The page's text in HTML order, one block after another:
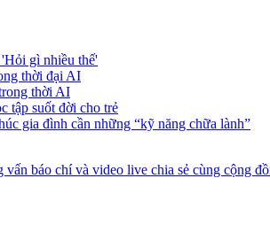
gì nhiều thế'
thời đại AI
thời AI
tập suốt đời cho trẻ
gia đình cần những “kỹ năng chữa lành”
vấn báo chí và video live chia sẻ cùng cộng